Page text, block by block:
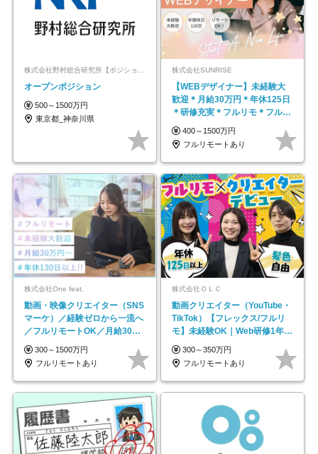
オープンポジション
500～1500万円
東京都_神奈川県
株式会社SUNRISE
【WEBデザイナー】未経験大
歓迎＊月給30万円＊年休125日
＊研修充実＊フルリモ＊フルフ
レックス＊
400～1500万円
フルリモートあり
株式会社One feat.
動画・映像クリエイター（SNS
マーケ）／経験ゼロから一流へ
／フルリモートOK／月給30万
円～／年休130日以上
300～1500万円
フルリモートあり
株式会社ＯＬＣ
動画クリエイター（YouTube・
TikTok）【フレックス/フルリ
モ】未経験OK｜Web研修1年間
｜副業OK
300～350万円
フルリモートあり